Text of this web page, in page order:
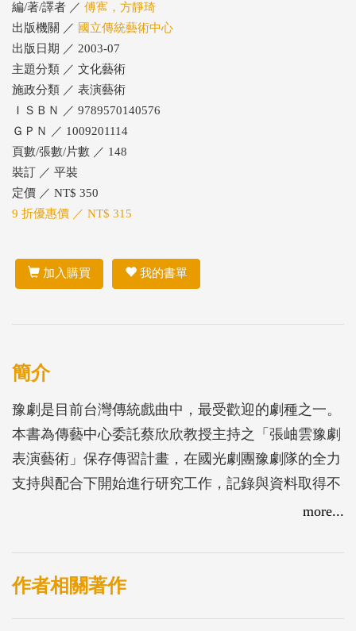
編/著/譯者 ／ 傅寯，方靜琦
出版機關 ／ 國立傳統藝術中心
出版日期 ／ 2003-07
主題分類 ／ 文化藝術
施政分類 ／ 表演藝術
ＩＳＢＮ ／ 9789570140576
ＧＰＮ ／ 1009201114
頁數/張數/片數 ／ 148
裝訂 ／ 平裝
定價 ／ NT$ 350
9 折優惠價 ／ NT$ 315
加入購買 我的書單
簡介
豫劇是目前台灣傳統戲曲中，最受歡迎的劇種之一。
本書為傳藝中心委託蔡欣欣教授主持之「張岫雲豫劇
表演藝術」保存傳習計畫，在國光劇團豫劇隊的全力
支持與配合下開始進行研究工作，記錄與資料取得不
more...
作者相關著作